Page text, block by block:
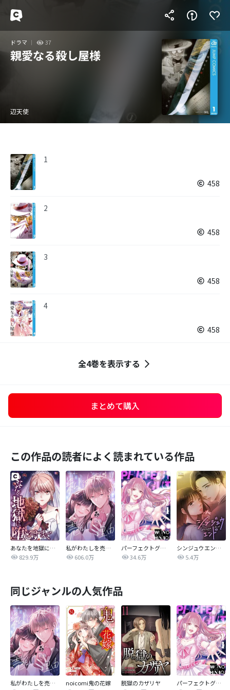
ドラマ 37
親愛なる殺し屋様
辺天使
1
458
2
458
3
458
4
458
全4巻を表示する
まとめて購入
この作品の読者によく読まれている作品
あなたを地獄に堕とすまで
829.9万
私がわたしを売る理由
606.0万
パーフェクトグリッター
34.6万
シンジュウエンド【タテヨミ】
5.4万
同じジャンルの人気作品
私がわたしを売る理由
noicomi鬼の花嫁
脱獄のカザリヤ
パーフェクトグリッター